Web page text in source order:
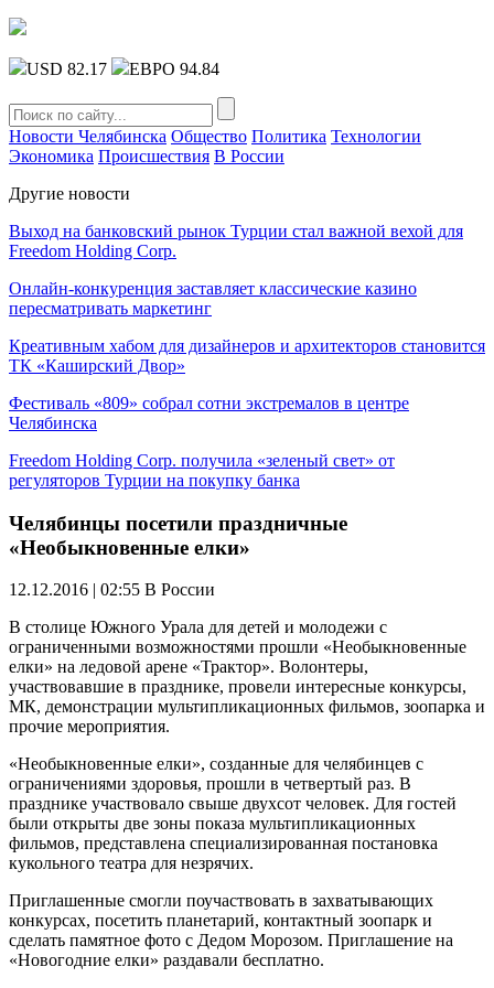
USD 82.17 ЕВРО 94.84
Новости Челябинска Общество Политика Технологии
Экономика Происшествия В России
Другие новости
Выход на банковский рынок Турции стал важной вехой для
Freedom Holding Corp.
Онлайн-конкуренция заставляет классические казино
пересматривать маркетинг
Креативным хабом для дизайнеров и архитекторов становится
ТК «Каширский Двор»
Фестиваль «809» собрал сотни экстремалов в центре
Челябинска
Freedom Holding Corp. получила «зеленый свет» от
регуляторов Турции на покупку банка
Челябинцы посетили праздничные
«Необыкновенные елки»
12.12.2016 | 02:55 В России
В столице Южного Урала для детей и молодежи с
ограниченными возможностями прошли «Необыкновенные
елки» на ледовой арене «Трактор». Волонтеры,
участвовавшие в празднике, провели интересные конкурсы,
МК, демонстрации мультипликационных фильмов, зоопарка и
прочие мероприятия.
«Необыкновенные елки», созданные для челябинцев с
ограничениями здоровья, прошли в четвертый раз. В
празднике участвовало свыше двухсот человек. Для гостей
были открыты две зоны показа мультипликационных
фильмов, представлена специализированная постановка
кукольного театра для незрячих.
Приглашенные смогли поучаствовать в захватывающих
конкурсах, посетить планетарий, контактный зоопарк и
сделать памятное фото с Дедом Морозом. Приглашение на
«Новогодние елки» раздавали бесплатно.